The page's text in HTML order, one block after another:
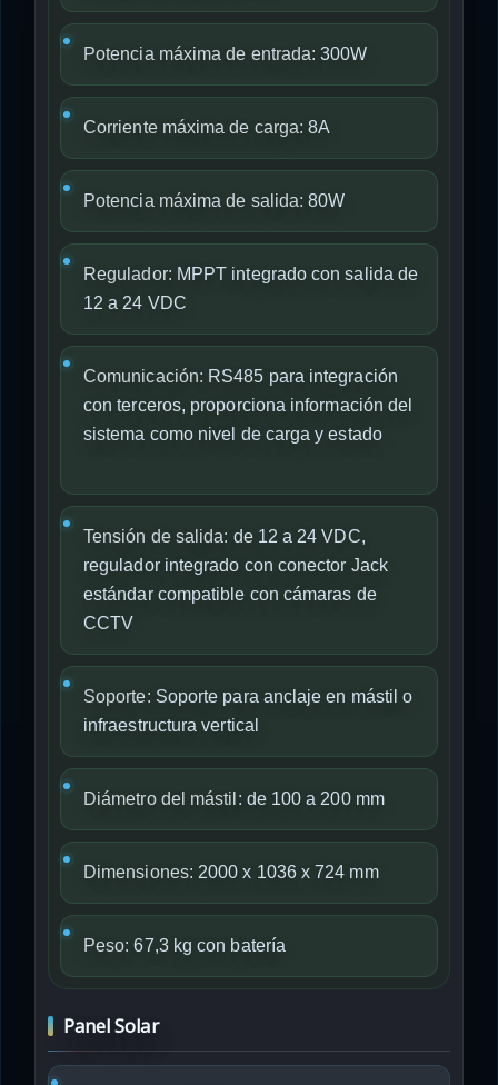
Potencia máxima de entrada: 300W
Corriente máxima de carga: 8A
Potencia máxima de salida: 80W
Regulador: MPPT integrado con salida de
12 a 24 VDC
Comunicación: RS485 para integración
con terceros, proporciona información del
sistema como nivel de carga y estado
Tensión de salida: de 12 a 24 VDC,
regulador integrado con conector Jack
estándar compatible con cámaras de
CCTV
Soporte: Soporte para anclaje en mástil o
infraestructura vertical
Diámetro del mástil: de 100 a 200 mm
Dimensiones: 2000 x 1036 x 724 mm
Peso: 67,3 kg con batería
Panel Solar